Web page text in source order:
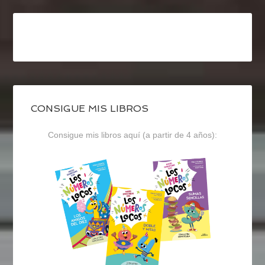
CONSIGUE MIS LIBROS
Consigue mis libros aquí (a partir de 4 años):